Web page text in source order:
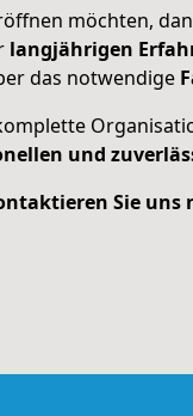
möchten,
langjährigen
das notwendige
und
Sie uns